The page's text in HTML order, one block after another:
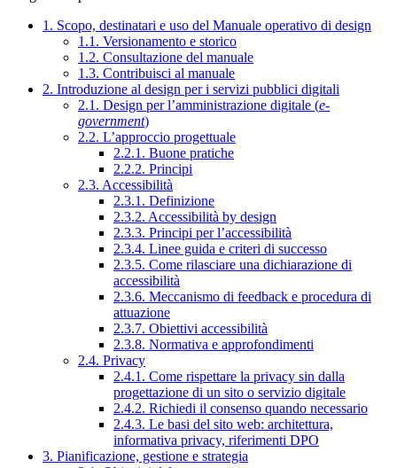
1. Scopo, destinatari e uso del Manuale operativo di design
1.1. Versionamento e storico
1.2. Consultazione del manuale
1.3. Contribuisci al manuale
2. Introduzione al design per i servizi pubblici digitali
2.1. Design per l’amministrazione digitale (e-
government)
2.2. L’approccio progettuale
2.2.1. Buone pratiche
2.2.2. Principi
2.3. Accessibilità
2.3.1. Definizione
2.3.2. Accessibilità by design
2.3.3. Principi per l’accessibilità
2.3.4. Linee guida e criteri di successo
2.3.5. Come rilasciare una dichiarazione di
accessibilità
2.3.6. Meccanismo di feedback e procedura di
attuazione
2.3.7. Obiettivi accessibilità
2.3.8. Normativa e approfondimenti
2.4. Privacy
2.4.1. Come rispettare la privacy sin dalla
progettazione di un sito o servizio digitale
2.4.2. Richiedi il consenso quando necessario
2.4.3. Le basi del sito web: architettura,
informativa privacy, riferimenti DPO
3. Pianificazione, gestione e strategia